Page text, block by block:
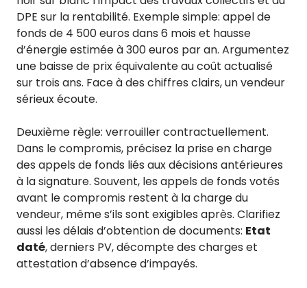
DPE sur la rentabilité. Exemple simple: appel de
fonds de 4 500 euros dans 6 mois et hausse
d’énergie estimée à 300 euros par an. Argumentez
une baisse de prix équivalente au coût actualisé
sur trois ans. Face à des chiffres clairs, un vendeur
sérieux écoute.
Deuxième règle: verrouiller contractuellement.
Dans le compromis, précisez la prise en charge
des appels de fonds liés aux décisions antérieures
à la signature. Souvent, les appels de fonds votés
avant le compromis restent à la charge du
vendeur, même s’ils sont exigibles après. Clarifiez
aussi les délais d’obtention de documents: Etat
daté, derniers PV, décompte des charges et
attestation d’absence d’impayés.